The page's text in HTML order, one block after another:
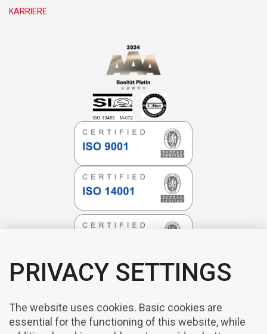
KARRIERE
PRIVACY SETTINGS
The website uses cookies. Basic cookies are
essential for the functioning of this website, while